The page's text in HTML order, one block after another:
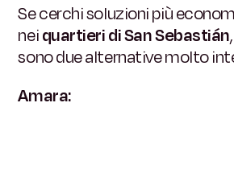
Se cerchi soluzioni più
neiquartieri di San Sebastián
sono due alternative molto
Amara: